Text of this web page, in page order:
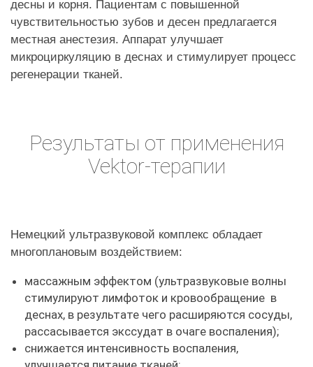
десны и корня. Пациентам с повышенной
чувствительностью зубов и десен предлагается
местная анестезия. Аппарат улучшает
микроциркуляцию в деснах и стимулирует процесс
регенерации тканей.
Результаты от применения
Vektor-терапии
Немецкий ультразвуковой комплекс обладает
многоплановым воздействием:
массажным эффектом (ультразвуковые волны
стимулируют лимфоток и кровообращение в
деснах, в результате чего расширяются сосуды,
рассасывается экссудат в очаге воспаления);
снижается интенсивность воспаления,